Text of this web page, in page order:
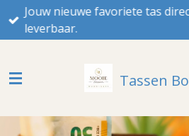
Ga
direct
hoofdinhoud
Jouw nieuwe favoriete tas
leverbaar.
Tassen